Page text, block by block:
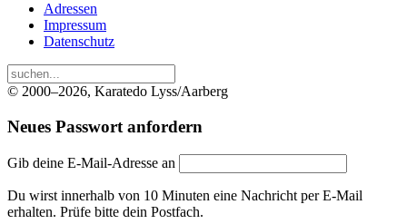
Adressen
Impressum
Datenschutz
© 2000–2026, Karatedo Lyss/Aarberg
Neues Passwort anfordern
Gib deine E-Mail-Adresse an
Du wirst innerhalb von 10 Minuten eine Nachricht per E-Mail
erhalten. Prüfe bitte dein Postfach.